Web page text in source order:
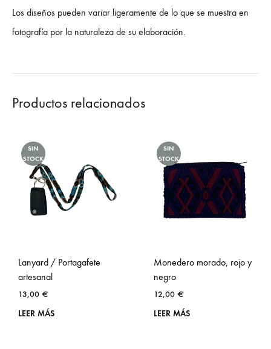
Los diseños pueden variar ligeramente de lo que se muestra en
fotografía por la naturaleza de su elaboración.
Productos relacionados
SIN
STOCK
Lanyard / Portagafete
artesanal
13,00 €
LEER MÁS
SIN
STOCK
Monedero morado, rojo y
negro
12,00 €
LEER MÁS